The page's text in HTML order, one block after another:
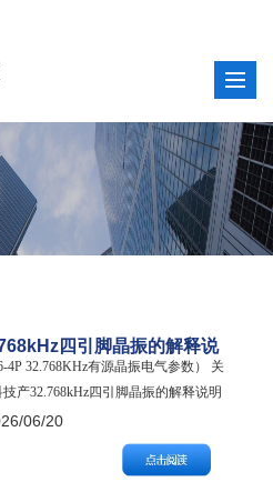
四引脚晶振的解释说
4P 32.768KHz有源晶振电气参数） 关
产32.768kHz四引脚晶振的解释说明
情况下，具备四引脚的32.768kHz晶振
（Crystal Oscillator/石英晶体振荡
备两引脚的32.768kHz晶振为无源晶振
06/20